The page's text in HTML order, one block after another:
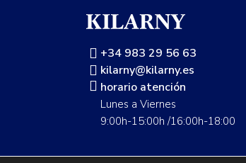
+34 983 29 56 63
kilarny@kilarny.es
horario atención
Lunes a Viernes
9:00h-15:00h /16:00h-18:00